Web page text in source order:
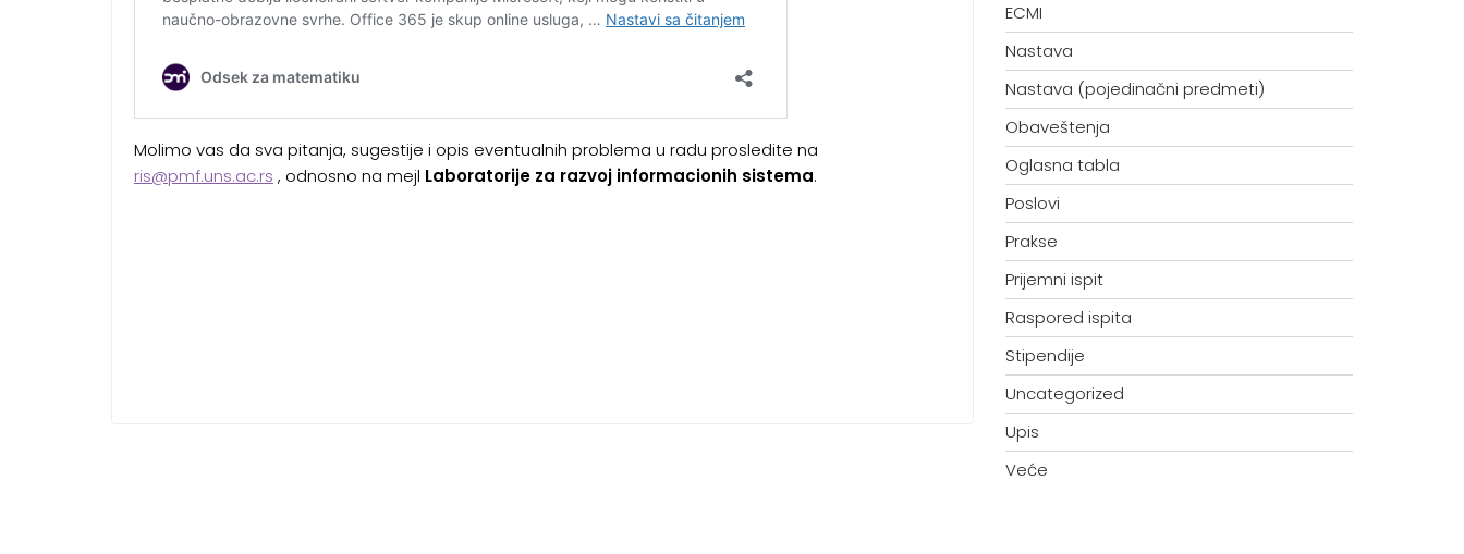
Molimo vas da sva pitanja, sugestije i opis eventualnih problema u radu prosledite na
ris@pmf.uns.ac.rs , odnosno na mejl Laboratorije za razvoj informacionih sistema.
ECMI
Nastava
Nastava (pojedinačni predmeti)
Obaveštenja
Oglasna tabla
Poslovi
Prakse
Prijemni ispit
Raspored ispita
Stipendije
Uncategorized
Upis
Veće